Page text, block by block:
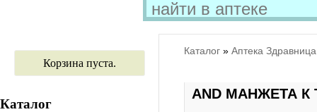
Корзина пуста.
Каталог
Каталог » Аптека Здравница
AND МАНЖЕТА К